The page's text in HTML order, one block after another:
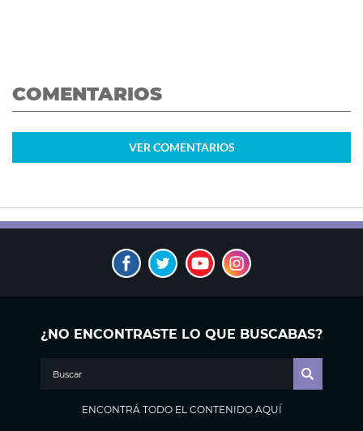
COMENTARIOS
VER COMENTARIOS
¿NO ENCONTRASTE LO QUE BUSCABAS?
ENCONTRÁ TODO EL CONTENIDO AQUÍ